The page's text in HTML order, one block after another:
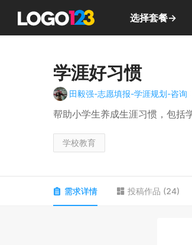
选择套餐→
学涯好习惯
田毅强-志愿填报-学涯规划-咨询
帮助小学生养成生涯习惯，包括
学校教育
需求详情 投稿作品 (24)